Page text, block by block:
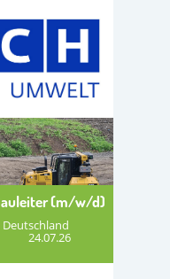
(m/w/d)
24.07.26